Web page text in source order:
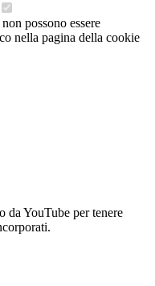
possono essere
nella pagina della cookie
da YouTube per tenere